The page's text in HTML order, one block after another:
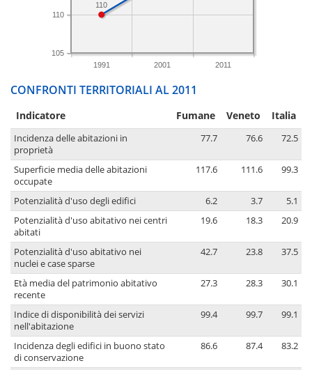
1991 2001 2011
105
110
110
CONFRONTI TERRITORIALI AL 2011
Indicatore Fumane Veneto Italia
Incidenza delle abitazioni in
proprietà
77.7 76.6 72.5
Superficie media delle abitazioni
occupate
117.6 111.6 99.3
Potenzialità d'uso degli edifici 6.2 3.7
5.1
Potenzialità d'uso abitativo nei centri
abitati
19.6 18.3 20.9
Potenzialità d'uso abitativo nei
nuclei e case sparse
42.7 23.8 37.5
Età media del patrimonio abitativo
recente
27.3 28.3 30.1
Indice di disponibilità dei servizi
nell'abitazione
99.4 99.7 99.1
Incidenza degli edifici in buono stato
di conservazione
86.6 87.4 83.2